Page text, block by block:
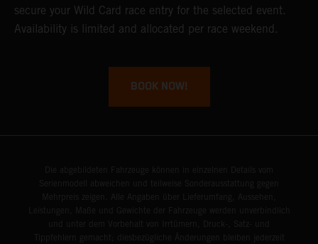
secure your Wild Card race entry for the selected event.
Availability is limited and allocated per race weekend.
BOOK NOW!